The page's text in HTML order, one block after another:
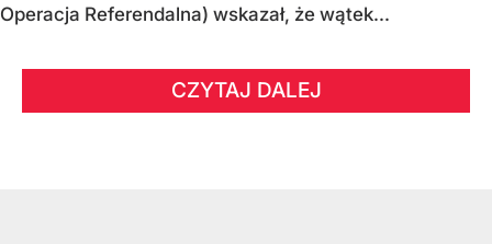
Operacja Referendalna) wskazał, że wątek...
CZYTAJ DALEJ